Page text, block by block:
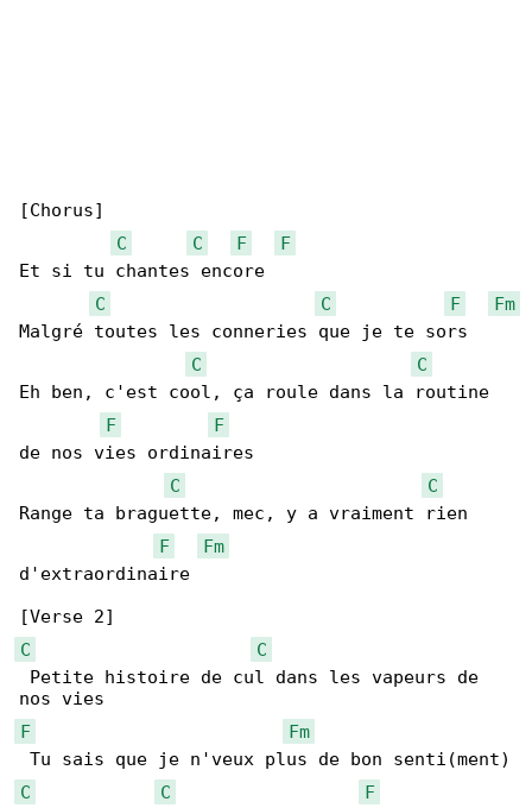
[Chorus]
C
C F
F
Et si tu chantes encore
C
C F
Fm
Malgré toutes les conneries que je tе sors
C
C
Eh ben, c'est cool, ça roule dans la routinе
F
F
de nos vies ordinaires
C
C
Range ta braguette, mec, y a vraiment rien
F
Fm
d'extraordinaire
C
C
Petite histoire de cul dans les vapeurs de
F
Fm
C
C
F